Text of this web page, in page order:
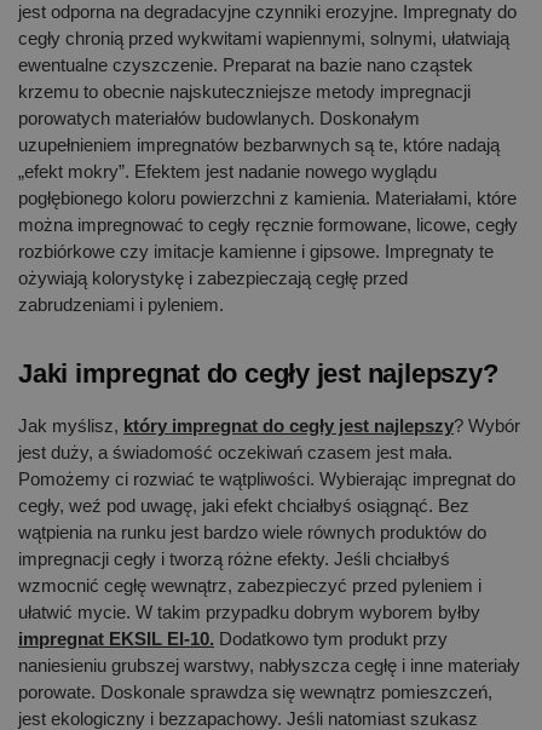
jest odporna na degradacyjne czynniki erozyjne. Impregnaty do
cegły chronią przed wykwitami wapiennymi, solnymi, ułatwiają
ewentualne czyszczenie. Preparat na bazie nano cząstek
krzemu to obecnie najskuteczniejsze metody impregnacji
porowatych materiałów budowlanych. Doskonałym
uzupełnieniem impregnatów bezbarwnych są te, które nadają
„efekt mokry”. Efektem jest nadanie nowego wyglądu
pogłębionego koloru powierzchni z kamienia. Materiałami, które
można impregnować to cegły ręcznie formowane, licowe, cegły
rozbiórkowe czy imitacje kamienne i gipsowe. Impregnaty te
ożywiają kolorystykę i zabezpieczają cegłę przed
zabrudzeniami i pyleniem.
Jaki impregnat do cegły jest najlepszy?
Jak myślisz, który impregnat do cegły jest najlepszy? Wybór
jest duży, a świadomość oczekiwań czasem jest mała.
Pomożemy ci rozwiać te wątpliwości. Wybierając impregnat do
cegły, weź pod uwagę, jaki efekt chciałbyś osiągnąć. Bez
wątpienia na runku jest bardzo wiele równych produktów do
impregnacji cegły i tworzą różne efekty. Jeśli chciałbyś
wzmocnić cegłę wewnątrz, zabezpieczyć przed pyleniem i
ułatwić mycie. W takim przypadku dobrym wyborem byłby
impregnat EKSIL EI-10. Dodatkowo tym produkt przy
naniesieniu grubszej warstwy, nabłyszcza cegłę i inne materiały
porowate. Doskonale sprawdza się wewnątrz pomieszczeń,
jest ekologiczny i bezzapachowy. Jeśli natomiast szukasz